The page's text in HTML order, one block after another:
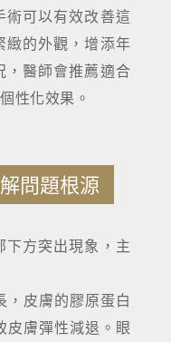
可以有效改善這
緻的外觀，增添年
，醫師會推薦適合
性化效果。
問題根源
下方突出現象，主
，皮膚的膠原蛋白
皮膚彈性減退。眼